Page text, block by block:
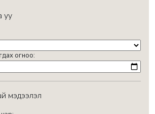
уу
огноо:
мэдээлэл